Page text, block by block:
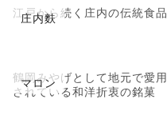
庄内麩
江戸から続く庄内の伝統食品
マロン
鶴岡みやげとして地元で愛用
されている和洋折衷の銘菓